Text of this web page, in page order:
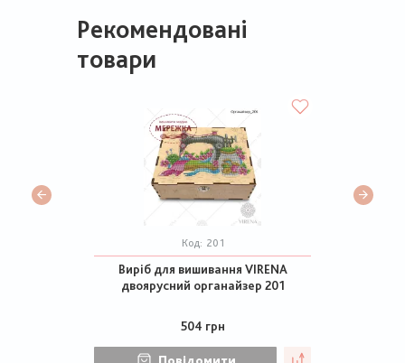
Рекомендовані
товари
Код: 201
Виріб для вишивання VIRENA
двоярусний органайзер 201
504 грн
Повідомити